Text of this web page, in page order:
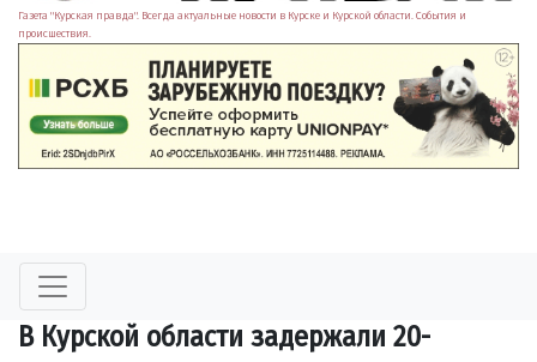
Газета "Курская правда". Всегда актуальные новости в Курске и Курской области. События и
происшествия.
В Курской области задержали 20-